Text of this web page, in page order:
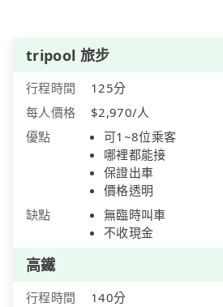
tripool 旅步
行程時間
125分
每人價格
$2,970/人
優點
可1~8位乘客
哪裡都能接
保證出車
價格透明
缺點
無臨時叫車
不收現金
高鐵
行程時間
140分